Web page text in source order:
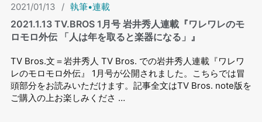
2021/01/13 / 執筆•連載
2021.1.13 TV.BROS 1⽉号 岩井秀⼈連載『ワレワレのモ
ロモロ外伝 「人は年を取ると楽器になる」』
TV Bros.文＝岩井秀人 TV Bros. での岩井秀⼈連載『ワレワ
レのモロモロ外伝』 1⽉号が公開されました。こちらでは冒
頭部分をお読みいただけます。記事全文はTV Bros. note版を
ご購入の上お楽しみくださ …